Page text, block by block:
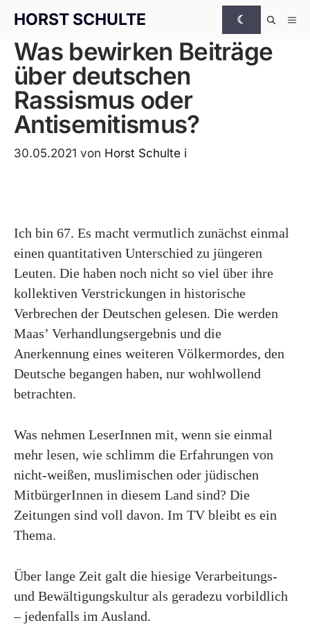
HORST SCHULTE ☾
Was bewirken Beiträge
über deutschen
Rassismus oder
Antisemitismus?
30.05.2021 von Horst Schulte i
Ich bin 67. Es macht vermutlich zunächst einmal
einen quantitativen Unterschied zu jüngeren
Leuten. Die haben noch nicht so viel über ihre
kollektiven Verstrickungen in historische
Verbrechen der Deutschen gelesen. Die werden
Maas’ Verhandlungsergebnis und die
Anerkennung eines weiteren Völkermordes, den
Deutsche begangen haben, nur wohlwollend
betrachten.
Was nehmen LeserInnen mit, wenn sie einmal
mehr lesen, wie schlimm die Erfahrungen von
nicht-weißen, muslimischen oder jüdischen
MitbürgerInnen in diesem Land sind? Die
Zeitungen sind voll davon. Im TV bleibt es ein
Thema.
Über lange Zeit galt die hiesige Verarbeitungs-
und Bewältigungskultur als geradezu vorbildlich
– jedenfalls im Ausland.